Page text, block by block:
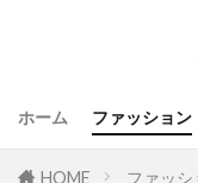
ホーム ファッション
HOME ファッシ